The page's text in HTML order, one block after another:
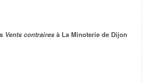
Vents contraires à La Minoterie de Dijon